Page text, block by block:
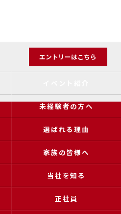
エントリーはこちら
未経験者の方へ
選ばれる理由
家族の皆様へ
当社を知る
正社員